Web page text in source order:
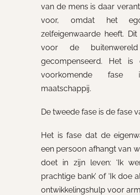
van de mens is daar
voor, omdat het
zelfeigenwaarde heeft.
voor de
gecompenseerd. Het is
voorkomende fase
maatschappij.
De tweede fase is de fase
Het is fase dat de
een persoon afhangt van
doet in zijn leven: ‘Ik
prachtige bank’ of ‘Ik doe
ontwikkelingshulp voor